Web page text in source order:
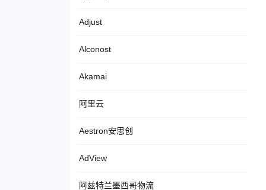
Adjust
Alconost
Akamai
阿里云
Aestron安思创
AdView
阿兹特兰墨西哥物流